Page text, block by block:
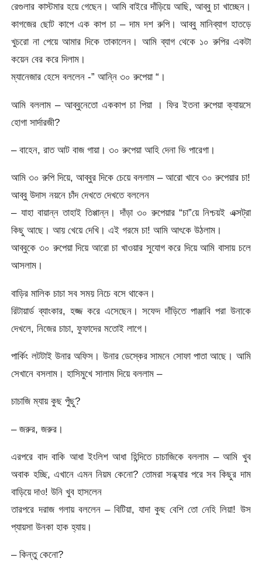
রেগুলার কাস্টমার হয়ে গেছেন। আমি বাইরে দাঁড়িয়ে আছি, আব্বু চা খাচ্ছেন।
কাগজের ছোট কাপে এক কাপ চা – দাম দশ রুপি। আব্বু মানিব্যাগ হাতড়ে
খুচরো না পেয়ে আমার দিকে তাকালেন। আমি ব্যাগ থেকে ১০ রুপির একটা
কয়েন বের করে দিলাম।
ম্যানেজার হেসে বললেন -” আন্নি ৩০ রুপেয়া “।
আমি বললাম – আব্বুনেতো এককাপ চা পিয়া । ফির ইতনা রুপেয়া ক্যায়সে
হোগা সার্দারজী?
– বাহেন, রাত আট বাজ গায়া। ৩০ রুপেয়া আহি দেনা ভি পারেগা।
আমি ৩০ রুপি দিয়ে, আব্বুর দিকে চেয়ে বললাম – আরো খাবে ৩০ রুপেয়ার চা!
আব্বু উদাস নয়নে চাঁদ দেখতে দেখতে বললেন
– যাহা বায়ান্ন তাহাই তিপ্পান্ন। দাঁড়া ৩০ রুপেয়ার “চা”য়ে নিশ্চয়ই এক্সট্রা
কিছু আছে। আয় খেয়ে দেখি। এই গরমে চা! আমি আৎকে উঠলাম।
আব্বুকে ৩০ রুপেয়া দিয়ে আরো চা খাওয়ার সুযোগ করে দিয়ে আমি বাসায় চলে
আসলাম।
বাড়ির মালিক চাচা সব সময় নিচে বসে থাকেন।
রিটায়ার্ড ব্যাংকার, হজ্জ করে এসেছেন। সফেদ দাঁড়িতে পাঞ্জাবি পরা উনাকে
দেখলে, নিজের চাচা, ফুফাদের মতোই লাগে।
পার্কিং লটটাই উনার অফিস। উনার ডেস্কের সামনে সোফা পাতা আছে। আমি
সেখানে বসলাম। হাসিমুখে সালাম দিয়ে বললাম –
চাচাজি ম্যায় কুছ পুঁছু?
– জরুর, জরুর।
এরপরে বাদ বাকি আধা ইংলিশ আধা হিন্দিতে চাচাজিকে বললাম – আমি খুব
অবাক হচ্ছি, এখানে এমন নিয়ম কেনো? তোমরা সন্ধ্যার পরে সব কিছুর দাম
বাড়িয়ে দাও! উনি খুব হাসলেন
তারপরে দরাজ গলায় বললেন – বিটিয়া, যাদা কুছ বেশি তো নেহি লিয়া! উস
প্যায়সা উনকা হাক হ্যায়।
– কিন্তু কেনো?